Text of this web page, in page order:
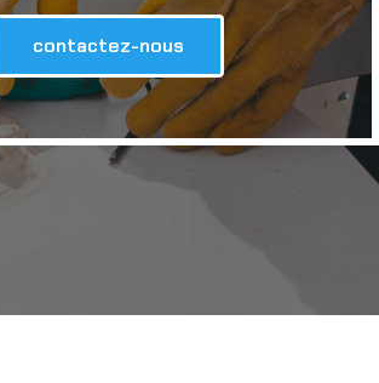
contactez-nous